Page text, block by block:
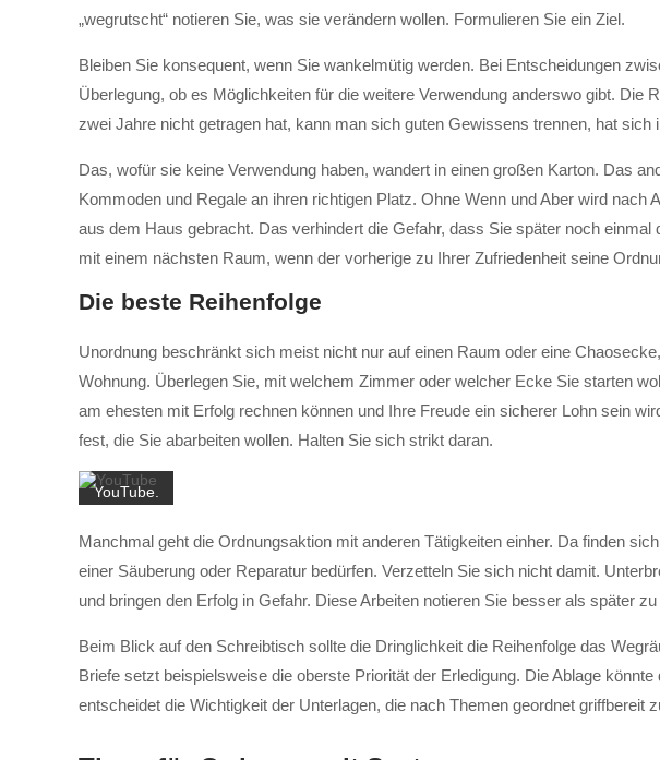
„wegrutscht“ notieren Sie, was sie verändern wollen. Formulieren Sie ein Ziel.
Bleiben Sie konsequent, wenn Sie wankelmütig werden. Bei Entscheidungen
Überlegung, ob es Möglichkeiten für die weitere Verwendung anderswo gibt. Die
zwei Jahre nicht getragen hat, kann man sich guten Gewissens trennen, hat sich
Das, wofür sie keine Verwendung haben, wandert in einen großen Karton. Das
Kommoden und Regale an ihren richtigen Platz. Ohne Wenn und Aber wird nach
aus dem Haus gebracht. Das verhindert die Gefahr, dass Sie später noch
mit einem nächsten Raum, wenn der vorherige zu Ihrer Zufriedenheit seine
Die beste Reihenfolge
Unordnung beschränkt sich meist nicht nur auf einen Raum oder eine
Wohnung. Überlegen Sie, mit welchem Zimmer oder welcher Ecke Sie starten
am ehesten mit Erfolg rechnen können und Ihre Freude ein sicherer Lohn sein
fest, die Sie abarbeiten wollen. Halten Sie sich strikt daran.
Laden
Videos
akzeptieren
Sie die
Datenschutzerklärung
YouTube.
erfahren
Video
laden
YouTube
immer
entsperren
Manchmal geht die Ordnungsaktion mit anderen Tätigkeiten einher. Da finden
einer Säuberung oder Reparatur bedürfen. Verzetteln Sie sich nicht damit.
und bringen den Erfolg in Gefahr. Diese Arbeiten notieren Sie besser als später zu
Beim Blick auf den Schreibtisch sollte die Dringlichkeit die Reihenfolge das
Briefe setzt beispielsweise die oberste Priorität der Erledigung. Die Ablage
entscheidet die Wichtigkeit der Unterlagen, die nach Themen geordnet griffbereit